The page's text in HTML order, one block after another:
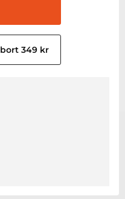
bort 349 kr